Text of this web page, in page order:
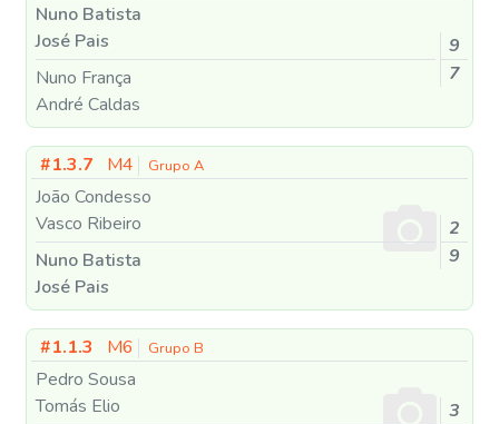
Nuno Batista
José Pais
Nuno França
André Caldas
9
7
#1.3.7 M4 Grupo A
João Condesso
Vasco Ribeiro
Nuno Batista
José Pais
2
9
#1.1.3 M6 Grupo B
Pedro Sousa
Tomás Elio
3